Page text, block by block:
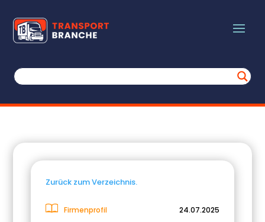
Zurück zum Verzeichnis.
Firmenprofil 24.07.2025